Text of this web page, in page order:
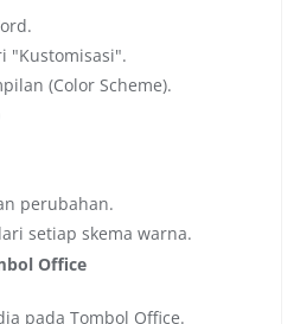
"Kustomisasi".
(Color Scheme).
perubahan.
setiap skema warna.
Office
pada Tombol Office.